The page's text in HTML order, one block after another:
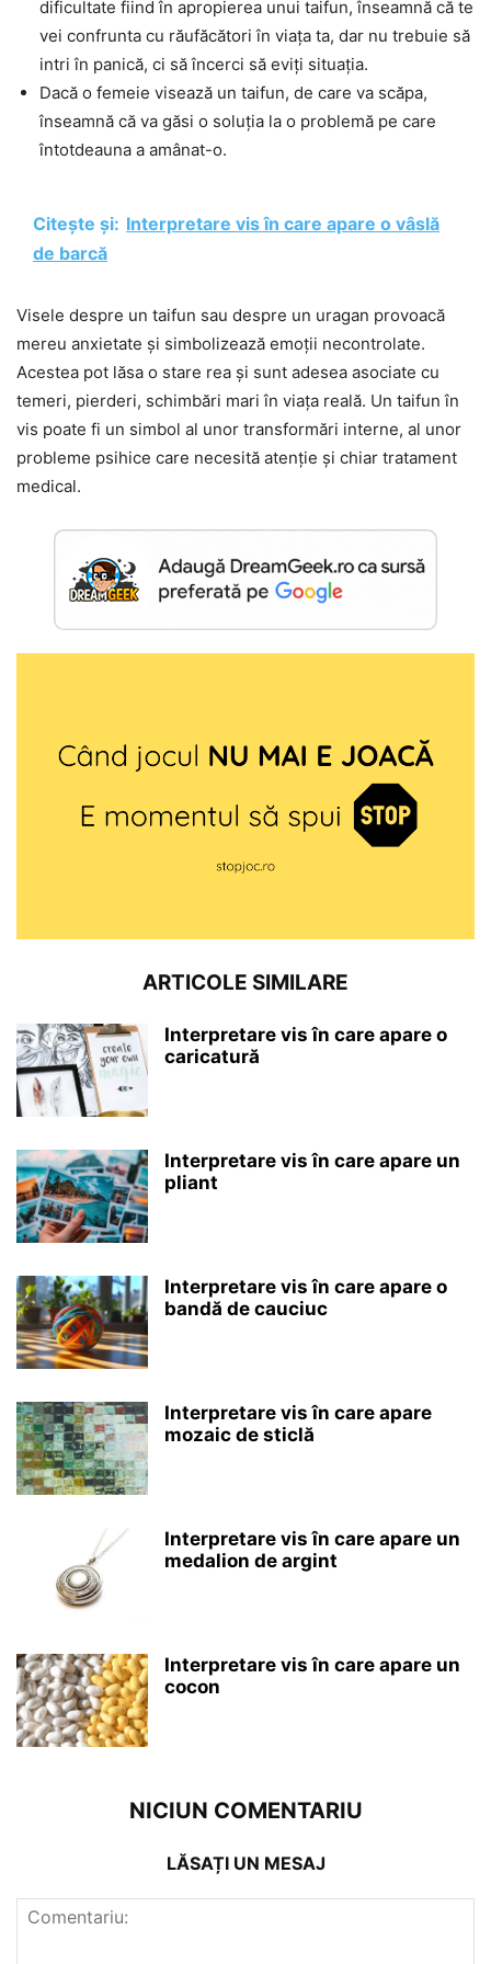
dificultate fiind în apropierea unui taifun, înseamnă că te
vei confrunta cu răufăcători în viața ta, dar nu trebuie să
intri în panică, ci să încerci să eviți situația.
Dacă o femeie visează un taifun, de care va scăpa,
înseamnă că va găsi o soluția la o problemă pe care
întotdeauna a amânat-o.
Citește și: Interpretare vis în care apare o vâslă
de barcă
Visele despre un taifun sau despre un uragan provoacă
mereu anxietate și simbolizează emoții necontrolate.
Acestea pot lăsa o stare rea și sunt adesea asociate cu
temeri, pierderi, schimbări mari în viața reală. Un taifun în
vis poate fi un simbol al unor transformări interne, al unor
probleme psihice care necesită atenție și chiar tratament
medical.
ARTICOLE SIMILARE
Interpretare vis în care apare o
caricatură
Interpretare vis în care apare un
pliant
Interpretare vis în care apare o
bandă de cauciuc
Interpretare vis în care apare
mozaic de sticlă
Interpretare vis în care apare un
medalion de argint
Interpretare vis în care apare un
cocon
NICIUN COMENTARIU
LĂSAȚI UN MESAJ